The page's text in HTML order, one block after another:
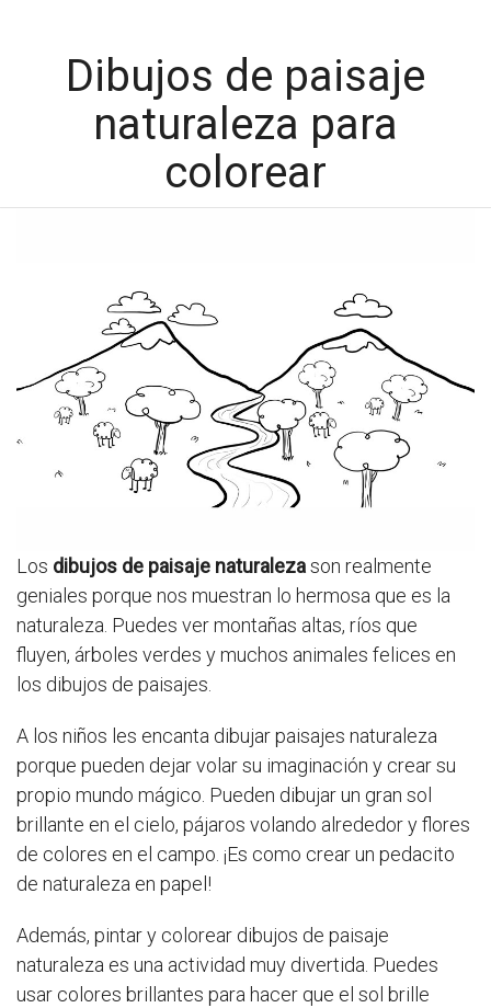
Dibujos de paisaje
naturaleza para
colorear
Los dibujos de paisaje naturalezason realmente
geniales porque nos muestran lo hermosa que es la
naturaleza. Puedes ver montañas altas, ríos que
fluyen, árboles verdes y muchos animales felices en
los dibujos de paisajes.
A los niños les encanta dibujar paisajes naturaleza
porque pueden dejar volar su imaginación y crear su
propio mundo mágico. Pueden dibujar un gran sol
brillante en el cielo, pájaros volando alrededor y flores
de colores en el campo. ¡Es como crear un pedacito
de naturaleza en papel!
Además, pintar y colorear dibujos de paisaje
naturaleza es una actividad muy divertida. Puedes
usar colores brillantes para hacer que el sol brille